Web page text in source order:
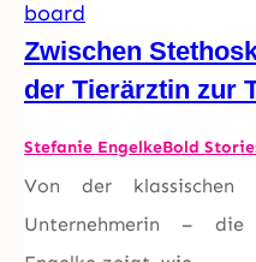
Zwischen
der Tierärztin zur
Stefanie EngelkeBold
Von der klassischen
Unternehmerin – die